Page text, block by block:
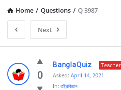
Home / Questions / Q 3987
Next
Ask
Questions
0
BanglaQuiz
Teacher
Asked: April 14, 2021
In: রাষ্ট্রবিজ্ঞান